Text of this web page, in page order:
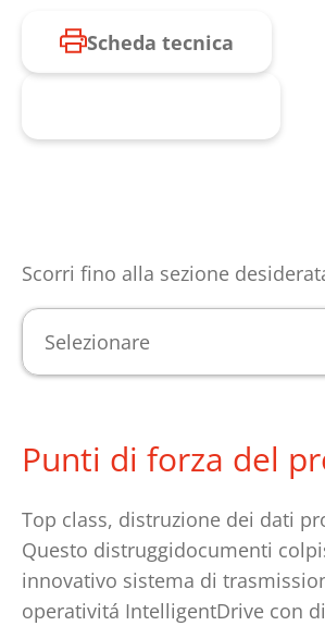
Scheda tecnica
Scorri fino alla sezione
Selezionare
Punti di forza del
Top class, distruzione dei dati
Questo distruggidocumenti
innovativo sistema di
operativitá IntelligentDrive con